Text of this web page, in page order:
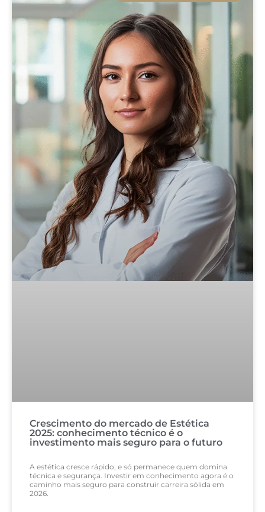
Crescimento do mercado de Estética
2025: conhecimento técnico é o
investimento mais seguro para o futuro
A estética cresce rápido, e só permanece quem domina
técnica e segurança. Investir em conhecimento agora é o
caminho mais seguro para construir carreira sólida em
2026.